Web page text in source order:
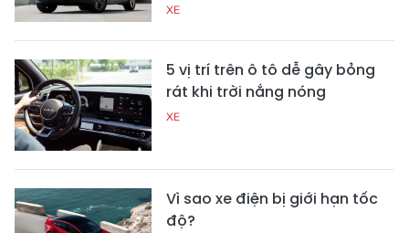
XE
5 vị trí trên ô tô dễ gây bỏng
rát khi trời nắng nóng
XE
Vì sao xe điện bị giới hạn tốc
độ?